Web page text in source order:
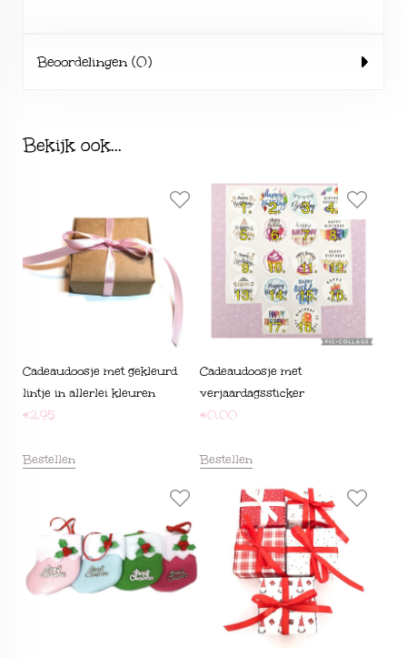
Beoordelingen (0)
Bekijk ook...
Cadeaudoosje met gekleurd
lintje in allerlei kleuren
€2,95
Bestellen
Cadeaudoosje met
verjaardagssticker
€0,00
Bestellen